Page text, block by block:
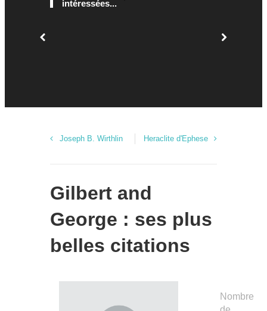
intéressées...
Joseph B. Wirthlin Heraclite d'Ephese
Gilbert and
George : ses plus
belles citations
Nombre